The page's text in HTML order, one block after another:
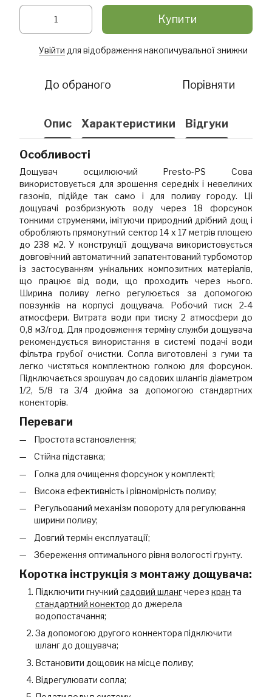
Купити
Увійти для відображення накопичувальної знижки
До обраного Порівняти
Опис Характеристики Відгуки
Особливості
Дощувач осцилюючий Presto-PS Сова
використовується для зрошення середніх і невеликих
газонів, підійде так само і для поливу городу. Ці
дощувачі розбризкують воду через 18 форсунок
тонкими струменями, імітуючи природний дрібний дощ і
обробляють прямокутний сектор 14 х 17 метрів площею
до 238 м2. У конструкції дощувача використовується
довговічний автоматичний запатентований турбомотор
із застосуванням унікальних композитних матеріалів,
що працює від води, що проходить через нього.
Ширина поливу легко регулюється за допомогою
повзунків на корпусі дощувача. Робочий тиск 2-4
атмосфери. Витрата води при тиску 2 атмосфери до
0,8 м3/год. Для продовження терміну служби дощувача
рекомендується використання в системі подачі води
фільтра грубої очистки. Сопла виготовлені з гуми та
легко чистяться комплектною голкою для форсунок.
Підключається зрошувач до садових шлангів діаметром
1/2, 5/8 та 3/4 дюйма за допомогою стандартних
конекторів.
Переваги
Простота встановлення;
Стійка підставка;
Голка для очищення форсунок у комплекті;
Висока ефективність і рівномірність поливу;
Регульований механізм повороту для регулювання
ширини поливу;
Довгий термін експлуатації;
Збереження оптимального рівня вологості ґрунту.
Коротка інструкція з монтажу дощувача:
Підключити гнучкий садовий шлангчерез кран та
стандартний конектор до джерела
водопостачання;
За допомогою другого коннектора підключити
шланг до дощувача;
Встановити дощовик на місце поливу;
Відрегулювати сопла;